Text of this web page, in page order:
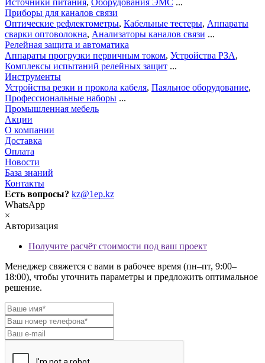
Приборы для каналов связи
Оптические рефлектометры, Кабельные тестеры, Аппараты
сварки оптоволокна, Анализаторы каналов связи ...
Релейная защита и автоматика
Аппараты прогрузки первичным током, Устройства РЗА,
Комплексы испытаний релейных защит ...
Инструменты
Устройства резки и прокола кабеля, Паяльное оборудование,
Профессиональные наборы ...
Промышленная мебель
Акции
О компании
Доставка
Оплата
Новости
База знаний
Контакты
Есть вопросы? kz@1ep.kz
WhatsApp
×
Авторизация
Получите расчёт стоимости под ваш проект
Менеджер свяжется с вами в рабочее время (пн–пт, 9:00–
18:00), чтобы уточнить параметры и предложить оптимальное
решение.